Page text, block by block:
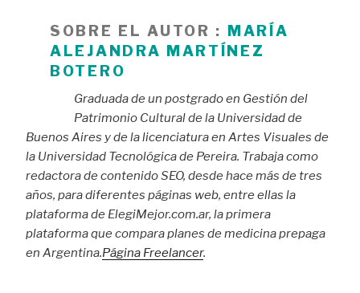
SOBRE EL AUTOR :
MARÍA
ALEJANDRA MARTÍNEZ
BOTERO
Graduada de un postgrado en Gestión del
Patrimonio Cultural de la Universidad de
Buenos Aires y de la licenciatura en Artes Visuales de
la Universidad Tecnológica de Pereira. Trabaja como
redactora de contenido SEO, desde hace más de tres
años, para diferentes páginas web, entre ellas la
plataforma de ElegiMejor.com.ar, la primera
plataforma que compara planes de medicina prepaga
en Argentina.Página Freelancer.